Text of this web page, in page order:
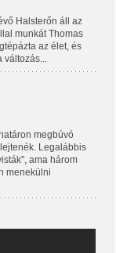
Halsterőn áll az
munkát Thomas
az élet, és
megbúvó
Legalábbis
ama három
menekülni